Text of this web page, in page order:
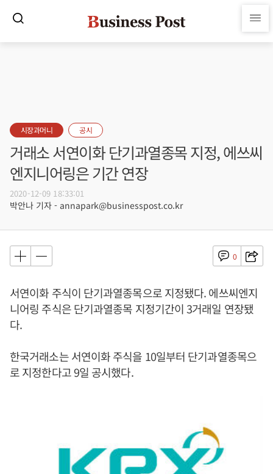
시장과머니 공시
거래소 서연이화 단기과열종목 지정, 에쓰씨
엔지니어링은 기간 연장
2020-12-09 18:33:01
박안나 기자 - annapark@businesspost.co.kr
0
서연이화 주식이 단기과열종목으로 지정됐다. 에쓰씨엔지
니어링 주식은 단기과열종목 지정기간이 3거래일 연장됐
다.
한국거래소는 서연이화 주식을 10일부터 단기과열종목으
로 지정한다고 9일 공시했다.